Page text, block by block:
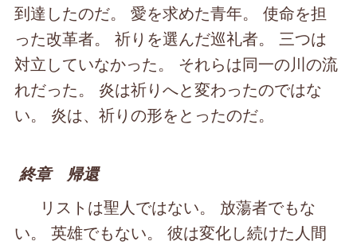
到達したのだ。 愛を求めた青年。 使命を担
った改革者。 祈りを選んだ巡礼者。 三つは
対立していなかった。 それらは同一の川の流
れだった。 炎は祈りへと変わったのではな
い。 炎は、祈りの形をとったのだ。
終章 帰還
リストは聖人ではない。 放蕩者でもな
い。 英雄でもない。 彼は変化し続けた人間